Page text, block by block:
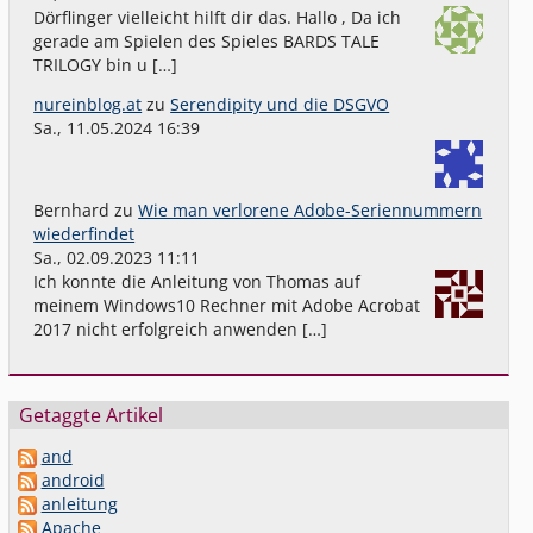
Dörflinger vielleicht hilft dir das. Hallo , Da ich
gerade am Spielen des Spieles BARDS TALE
TRILOGY bin u […]
nureinblog.at zuSerendipity und die DSGVO
Sa., 11.05.2024 16:39
Bernhard zuWie man verlorene Adobe-Seriennummern
wiederfindet
Sa., 02.09.2023 11:11
Ich konnte die Anleitung von Thomas auf
meinem Windows10 Rechner mit Adobe Acrobat
2017 nicht erfolgreich anwenden […]
Getaggte Artikel
and
android
anleitung
Apache